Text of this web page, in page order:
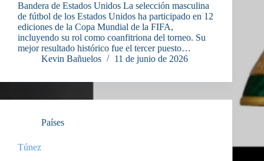
Bandera de Estados Unidos La selección masculina
de fútbol de los Estados Unidos ha participado en 12
ediciones de la Copa Mundial de la FIFA,
incluyendo su rol como coanfitriona del torneo. Su
mejor resultado histórico fue el tercer puesto…
Kevin Bañuelos
11 de junio de 2026
Países
Túnez